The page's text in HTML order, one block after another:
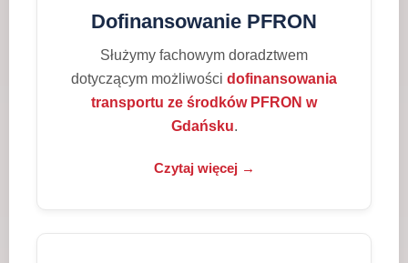
Dofinansowanie PFRON
Służymy fachowym doradztwem
dotyczącym możliwości dofinansowania
transportu ze środków PFRON w
Gdańsku.
Czytaj więcej →